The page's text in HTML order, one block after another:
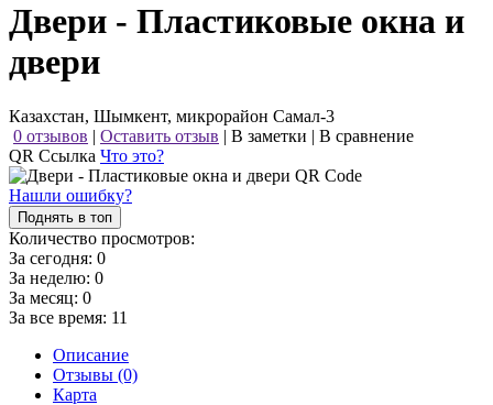
Двери - Пластиковые окна и
двери
Казахстан, Шымкент, микрорайон Самал-3
0 отзывов | Оставить отзыв | В заметки | В сравнение
QR Ссылка Что это?
Нашли ошибку?
Поднять в топ
Количество просмотров:
За сегодня: 0
За неделю: 0
За месяц: 0
За все время: 11
Описание
Отзывы (0)
Карта